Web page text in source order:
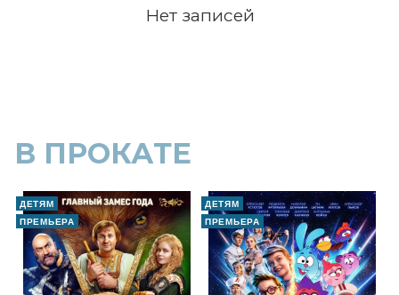
Нет записей
В ПРОКАТЕ
ДЕТЯМ
ПРЕМЬЕРА
ДЕТЯМ
ПРЕМЬЕРА